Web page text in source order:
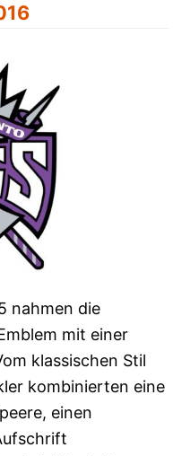
nahmen die
mit einer
klassischen Stil
kombinierten eine
einen